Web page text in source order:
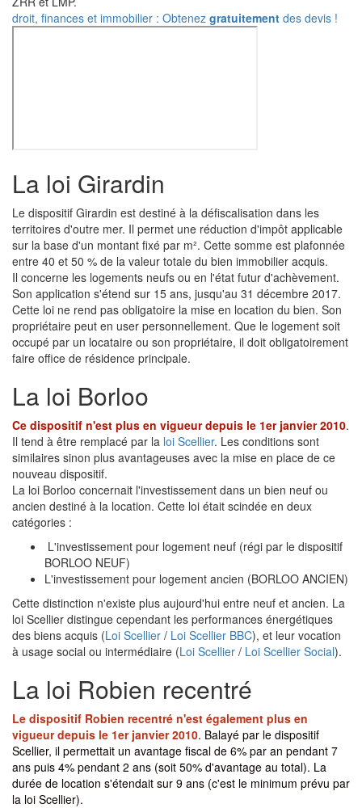
droit, finances et immobilier : Obtenez gratuitement des devis !
La loi Girardin
Le dispositif Girardin est destiné à la défiscalisation dans les
territoires d'outre mer. Il permet une réduction d'impôt applicable
sur la base d'un montant fixé par m². Cette somme est plafonnée
entre 40 et 50 % de la valeur totale du bien immobilier acquis.
Il concerne les logements neufs ou en l'état futur d'achèvement.
Son application s'étend sur 15 ans, jusqu'au 31 décembre 2017.
Cette loi ne rend pas obligatoire la mise en location du bien. Son
propriétaire peut en user personnellement. Que le logement soit
occupé par un locataire ou son propriétaire, il doit obligatoirement
faire office de résidence principale.
La loi Borloo
Ce dispositif n'est plus en vigueur depuis le 1er janvier 2010.
Il tend à être remplacé par la loi Scellier. Les conditions sont
similaires sinon plus avantageuses avec la mise en place de ce
nouveau dispositif.
La loi Borloo concernait l'investissement dans un bien neuf ou
ancien destiné à la location. Cette loi était scindée en deux
catégories :
L'investissement pour logement neuf (régi par le dispositif
BORLOO NEUF)
L'investissement pour logement ancien (BORLOO ANCIEN)
Cette distinction n'existe plus aujourd'hui entre neuf et ancien. La
loi Scellier distingue cependant les performances énergétiques
des biens acquis (Loi Scellier / Loi Scellier BBC), et leur vocation
à usage social ou intermédiaire (Loi Scellier / Loi Scellier Social).
La loi Robien recentré
Le dispositif Robien recentré n'est également plus en
vigueur depuis le 1er janvier 2010. Balayé par le dispositif
Scellier, il permettait un avantage fiscal de 6% par an pendant 7
ans puis 4% pendant 2 ans (soit 50% d'avantage au total). La
durée de location s'étendait sur 9 ans (c'est le minimum prévu par
la loi Scellier).